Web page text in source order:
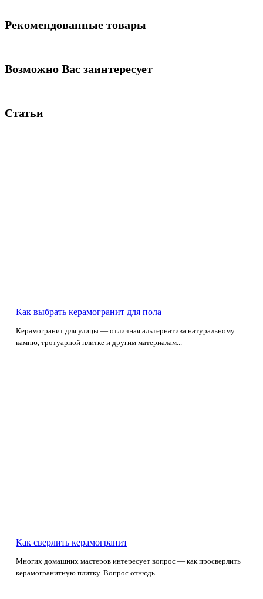
Рекомендованные товары
Возможно Вас заинтересует
Статьи
Как выбрать керамогранит для пола
Керамогранит для улицы — отличная альтернатива натуральному
камню, тротуарной плитке и другим материалам...
Как сверлить керамогранит
Многих домашних мастеров интересует вопрос — как просверлить
керамогранитную плитку. Вопрос отнюдь...